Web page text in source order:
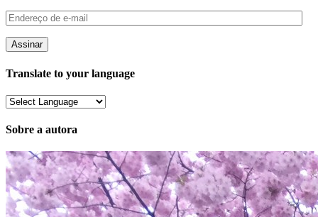
Endereço
de
e-
mail
Translate to your language
Sobre a autora